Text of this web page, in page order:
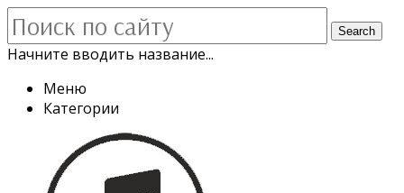
Search
Начните вводить название...
Меню
Категории